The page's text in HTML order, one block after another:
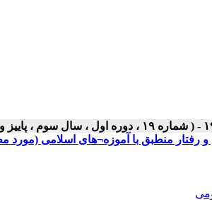
و رفتار منطبق با آموزه¬های اسلامی